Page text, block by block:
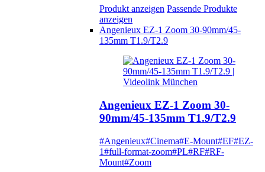
Produkt anzeigen Passende Produkte
anzeigen
Angenieux EZ-1 Zoom 30-90mm/45-
135mm T1.9/T2.9
Angenieux EZ-1 Zoom 30-
90mm/45-135mm T1.9/T2.9
#Angenieux#Cinema#E-Mount#EF#EZ-
1#full-format-zoom#PL#RF#RF-
Mount#Zoom